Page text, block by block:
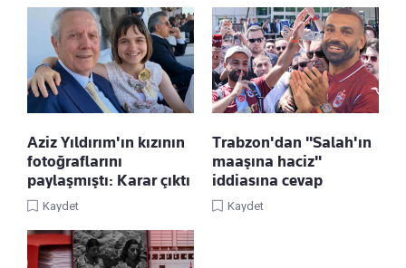
Aziz Yıldırım'ın kızının
fotoğraflarını
paylaşmıştı: Karar çıktı
Kaydet
Trabzon'dan "Salah'ın
maaşına haciz"
iddiasına cevap
Kaydet